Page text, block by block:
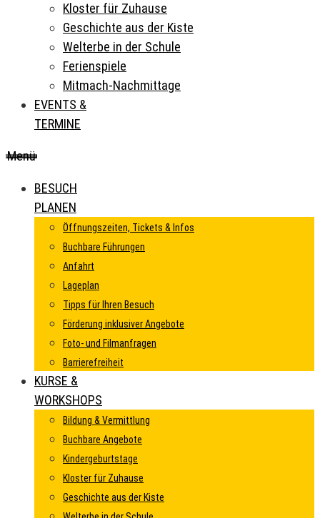
Kloster für Zuhause
Geschichte aus der Kiste
Welterbe in der Schule
Ferienspiele
Mitmach-Nachmittage
EVENTS &
TERMINE
Menü
BESUCH
PLANEN
Öffnungszeiten, Tickets & Infos
Buchbare Führungen
Anfahrt
Lageplan
Tipps für Ihren Besuch
Förderung inklusiver Angebote
Foto- und Filmanfragen
Barrierefreiheit
KURSE &
WORKSHOPS
Bildung & Vermittlung
Buchbare Angebote
Kindergeburtstage
Kloster für Zuhause
Geschichte aus der Kiste